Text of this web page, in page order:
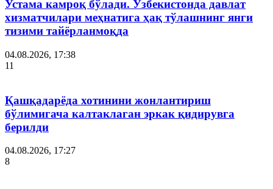
Устама камроқ бўлади. Ўзбекистонда давлат
хизматчилари меҳнатига ҳақ тўлашнинг янги
тизими тайёрланмоқда
04.08.2026, 17:38
11
Қашқадарёда хотинини жонлантириш
бўлимигача калтаклаган эркак қидирувга
берилди
04.08.2026, 17:27
8